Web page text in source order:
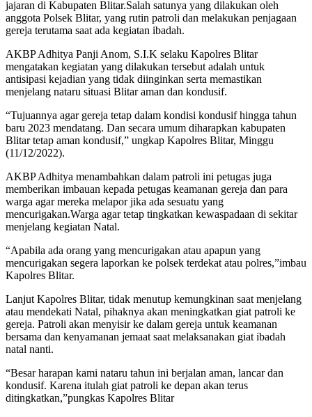
jajaran di Kabupaten Blitar.Salah satunya yang dilakukan oleh
anggota Polsek Blitar, yang rutin patroli dan melakukan penjagaan
gereja terutama saat ada kegiatan ibadah.
AKBP Adhitya Panji Anom, S.I.K selaku Kapolres Blitar
mengatakan kegiatan yang dilakukan tersebut adalah untuk
antisipasi kejadian yang tidak diinginkan serta memastikan
menjelang nataru situasi Blitar aman dan kondusif.
“Tujuannya agar gereja tetap dalam kondisi kondusif hingga tahun
baru 2023 mendatang. Dan secara umum diharapkan kabupaten
Blitar tetap aman kondusif,” ungkap Kapolres Blitar, Minggu
(11/12/2022).
AKBP Adhitya menambahkan dalam patroli ini petugas juga
memberikan imbauan kepada petugas keamanan gereja dan para
warga agar mereka melapor jika ada sesuatu yang
mencurigakan.Warga agar tetap tingkatkan kewaspadaan di sekitar
menjelang kegiatan Natal.
“Apabila ada orang yang mencurigakan atau apapun yang
mencurigakan segera laporkan ke polsek terdekat atau polres,”imbau
Kapolres Blitar.
Lanjut Kapolres Blitar, tidak menutup kemungkinan saat menjelang
atau mendekati Natal, pihaknya akan meningkatkan giat patroli ke
gereja. Patroli akan menyisir ke dalam gereja untuk keamanan
bersama dan kenyamanan jemaat saat melaksanakan giat ibadah
natal nanti.
“Besar harapan kami nataru tahun ini berjalan aman, lancar dan
kondusif. Karena itulah giat patroli ke depan akan terus
ditingkatkan,”pungkas Kapolres Blitar